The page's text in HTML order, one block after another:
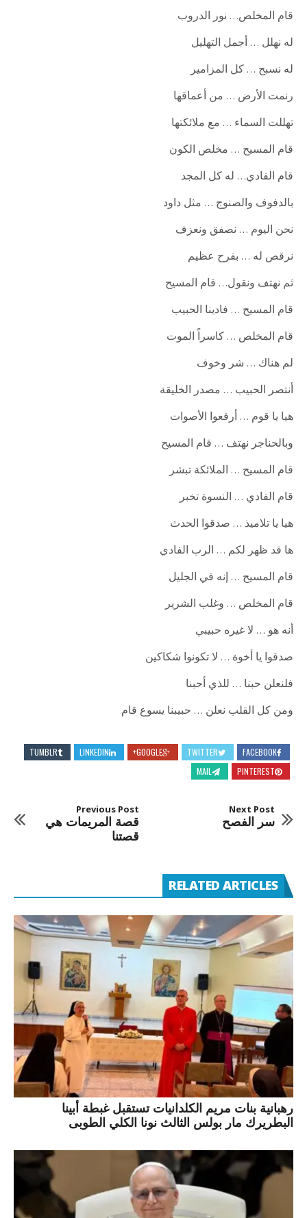
قام المخلص… نور الدروب
له نهلل … أجمل التهليل
له نسبح … كل المزامير
رنمت الأرض … من أعماقها
تهللت السماء … مع ملائكتها
قام المسيح … مخلص الكون
قام الفادي… له كل المجد
بالدفوف والصنوج … مثل داود
نحن اليوم … نصفق ونعزف
نرقص له … بفرح عظيم
ثم نهتف ونقول… قام المسيح
قام المسيح … فادينا الحبيب
قام المخلص … كاسراً الموت
لم هناك … شر وخوف
أنتصر الحبيب … مصدر الخليقة
هيا يا قوم … أرفعوا الأصوات
وبالحناجر نهتف … قام المسيح
قام المسيح … الملائكة تبشر
قام الفادي … النسوة تخبر
هيا يا تلاميذ … صدقوا الحدث
ها قد ظهر لكم … الرب الفادي
قام المسيح … إنه في الجليل
قام المخلص … وغلب الشرير
أنه هو … لا غيره حبيبي
صدقوا يا أخوة … لا تكونوا شكاكين
فلنعلن حبنا … للذي أحبنا
ومن كل القلب نعلن … حبيبنا يسوع قام
FACEBOOK
TWITTER
GOOGLE+
LINKEDIN
TUMBLR
PINTEREST
MAIL
Previous Post
قصة المريمات هي
قصتنا
Next Post
سر الفصح
RELATED ARTICLES
رهبانية بنات مريم الكلدانيات تستقبل غبطة أبينا
البطريرك مار بولس الثالث نونا الكلي الطوبى